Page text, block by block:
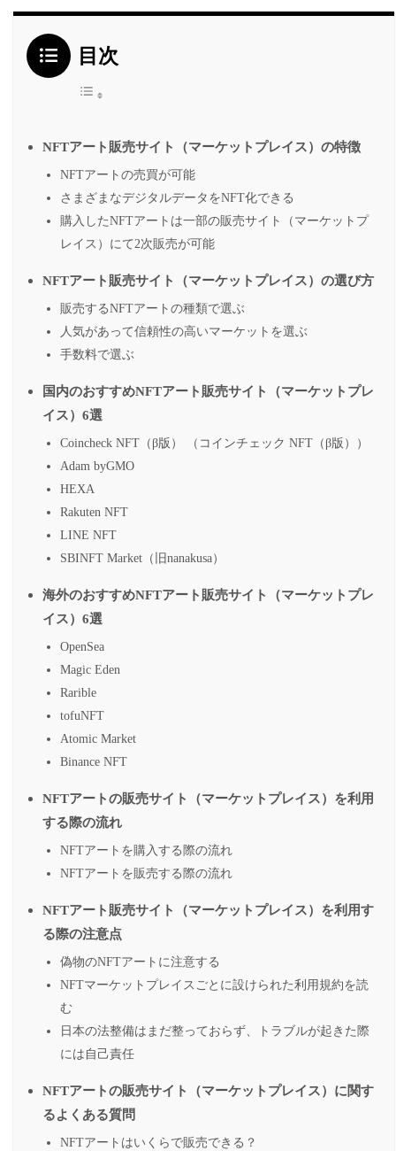
目次
NFTアート販売サイト（マーケットプレイス）の特徴
NFTアートの売買が可能
さまざまなデジタルデータをNFT化できる
購入したNFTアートは一部の販売サイト（マーケットプ
レイス）にて2次販売が可能
NFTアート販売サイト（マーケットプレイス）の選び方
販売するNFTアートの種類で選ぶ
人気があって信頼性の高いマーケットを選ぶ
手数料で選ぶ
国内のおすすめNFTアート販売サイト（マーケットプレ
イス）6選
Coincheck NFT（β版） （コインチェック NFT（β版））
Adam byGMO
HEXA
Rakuten NFT
LINE NFT
SBINFT Market（旧nanakusa）
海外のおすすめNFTアート販売サイト（マーケットプレ
イス）6選
OpenSea
Magic Eden
Rarible
tofuNFT
Atomic Market
Binance NFT
NFTアートの販売サイト（マーケットプレイス）を利用
する際の流れ
NFTアートを購入する際の流れ
NFTアートを販売する際の流れ
NFTアート販売サイト（マーケットプレイス）を利用す
る際の注意点
偽物のNFTアートに注意する
NFTマーケットプレイスごとに設けられた利用規約を読
む
日本の法整備はまだ整っておらず、トラブルが起きた際
には自己責任
NFTアートの販売サイト（マーケットプレイス）に関す
るよくある質問
NFTアートはいくらで販売できる？